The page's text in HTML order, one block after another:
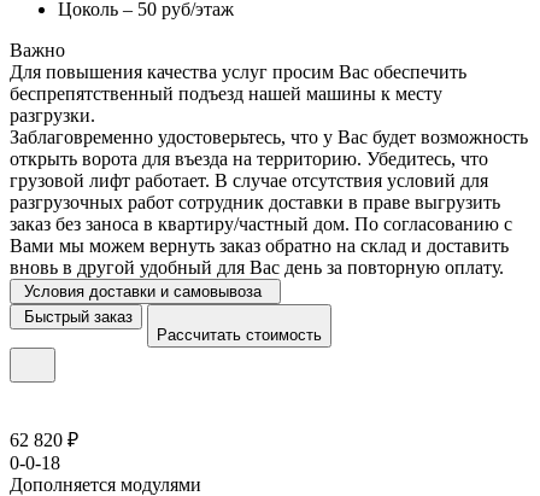
Цоколь – 50 руб/этаж
Важно
Для повышения качества услуг просим Вас обеспечить
беспрепятственный подъезд нашей машины к месту
разгрузки.
Заблаговременно удостоверьтесь, что у Вас будет возможность
открыть ворота для въезда на территорию. Убедитесь, что
грузовой лифт работает. В случае отсутствия условий для
разгрузочных работ сотрудник доставки в праве выгрузить
заказ без заноса в квартиру/частный дом. По согласованию с
Вами мы можем вернуть заказ обратно на склад и доставить
вновь в другой удобный для Вас день за повторную оплату.
Условия доставки и самовывоза
Быстрый заказ
Рассчитать стоимость
62 820 ₽
0-0-18
Дополняется модулями